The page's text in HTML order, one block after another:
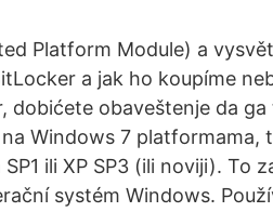
Platform Module) a
a jak ho koupíme
dobićete obaveštenje da ga
Windows 7 platformama,
ili XP SP3 (ili noviji). To
systém Windows.